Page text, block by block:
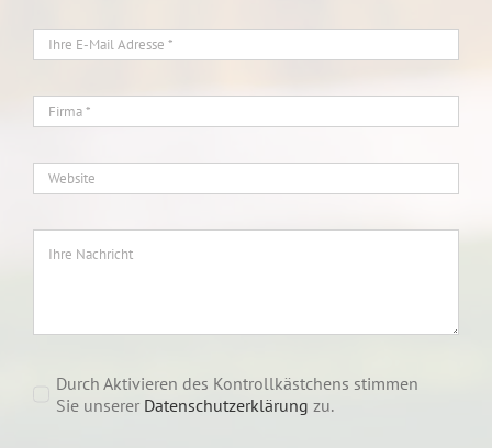
Durch Aktivieren des Kontrollkästchens stimmen
Sie unserer Datenschutzerklärung zu.